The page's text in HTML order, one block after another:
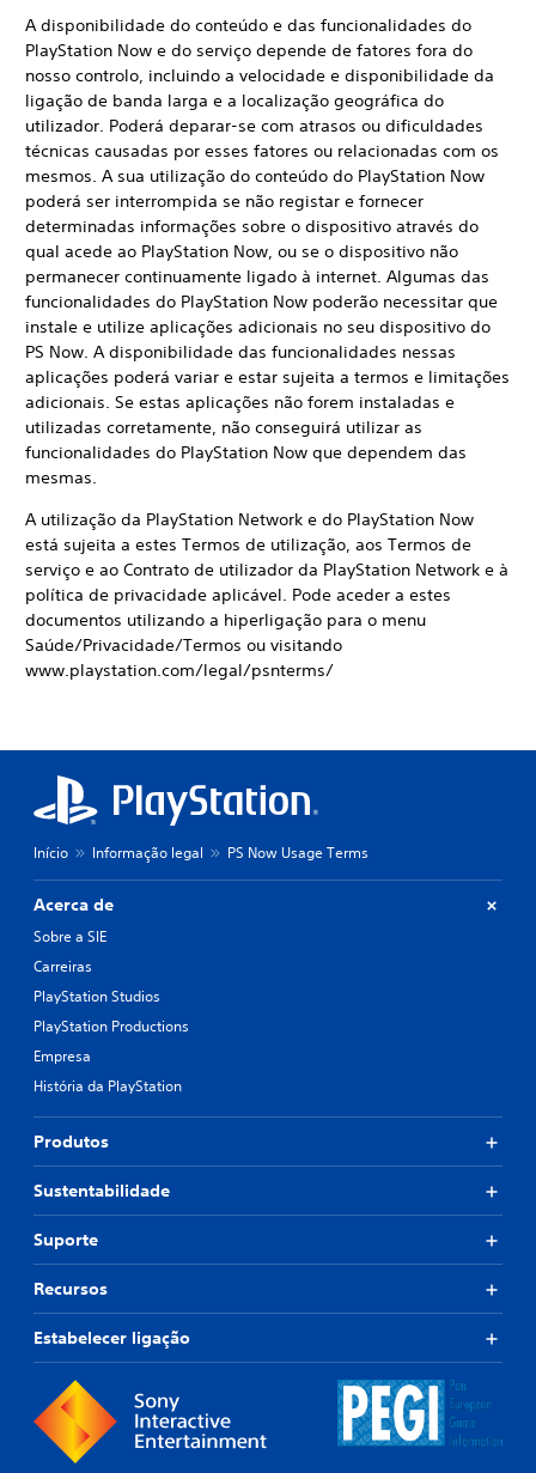
A disponibilidade do conteúdo e das funcionalidades do
PlayStation Now e do serviço depende de fatores fora do
nosso controlo, incluindo a velocidade e disponibilidade da
ligação de banda larga e a localização geográfica do
utilizador. Poderá deparar-se com atrasos ou dificuldades
técnicas causadas por esses fatores ou relacionadas com os
mesmos. A sua utilização do conteúdo do PlayStation Now
poderá ser interrompida se não registar e fornecer
determinadas informações sobre o dispositivo através do
qual acede ao PlayStation Now, ou se o dispositivo não
permanecer continuamente ligado à internet. Algumas das
funcionalidades do PlayStation Now poderão necessitar que
instale e utilize aplicações adicionais no seu dispositivo do
PS Now. A disponibilidade das funcionalidades nessas
aplicações poderá variar e estar sujeita a termos e limitações
adicionais. Se estas aplicações não forem instaladas e
utilizadas corretamente, não conseguirá utilizar as
funcionalidades do PlayStation Now que dependem das
mesmas.
A utilização da PlayStation Network e do PlayStation Now
está sujeita a estes Termos de utilização, aos Termos de
serviço e ao Contrato de utilizador da PlayStation Network e à
política de privacidade aplicável. Pode aceder a estes
documentos utilizando a hiperligação para o menu
Saúde/Privacidade/Termos ou visitando
www.playstation.com/legal/psnterms/
Início Informação legal PS Now Usage Terms
Acerca de
Sobre a SIE
Carreiras
PlayStation Studios
PlayStation Productions
Empresa
História da PlayStation
Produtos
Sustentabilidade
Suporte
Recursos
Estabelecer ligação